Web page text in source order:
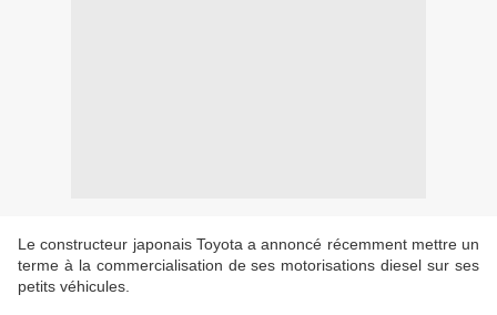
Le constructeur japonais Toyota a annoncé récemment mettre un
terme à la commercialisation de ses motorisations diesel sur ses
petits véhicules.